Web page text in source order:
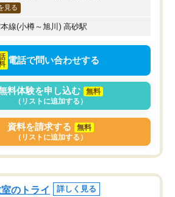
見る
線(小樽～旭川) 高砂駅
電話で問い合わせする
料体験を申し込む
無料
（リストに追加する）
資料を請求する
無料
（リストに追加する）
のトライ 詳しく見る